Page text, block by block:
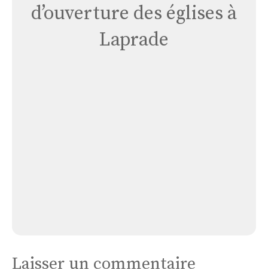
d’ouverture des églises à
Laprade
Laisser un commentaire